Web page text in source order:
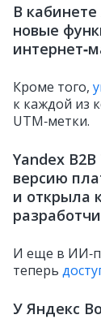
В
новые
Кроме того,
к каждой из
UTM‑метки.
Yandex
версию
и открыла
И еще в
теперь
У Яндекс